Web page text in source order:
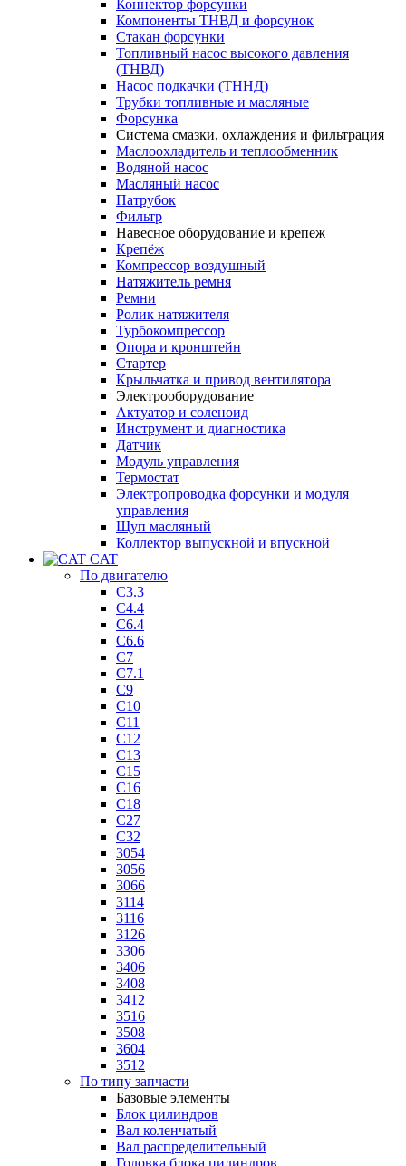
Коннектор форсунки
Компоненты ТНВД и форсунок
Стакан форсунки
Топливный насос высокого давления
(ТНВД)
Насос подкачки (ТННД)
Трубки топливные и масляные
Форсунка
Система смазки, охлаждения и фильтрация
Маслоохладитель и теплообменник
Водяной насос
Масляный насос
Патрубок
Фильтр
Навесное оборудование и крепеж
Крепёж
Компрессор воздушный
Натяжитель ремня
Ремни
Ролик натяжителя
Турбокомпрессор
Опора и кронштейн
Стартер
Крыльчатка и привод вентилятора
Электрооборудование
Актуатор и соленоид
Инструмент и диагностика
Датчик
Модуль управления
Термостат
Электропроводка форсунки и модуля
управления
Щуп масляный
Коллектор выпускной и впускной
CAT
По двигателю
C3.3
C4.4
C6.4
C6.6
C7
C7.1
C9
C10
C11
C12
C13
C15
C16
C18
C27
C32
3054
3056
3066
3114
3116
3126
3306
3406
3408
3412
3516
3508
3604
3512
По типу запчасти
Базовые элементы
Блок цилиндров
Вал коленчатый
Вал распределительный
Головка блока цилиндров